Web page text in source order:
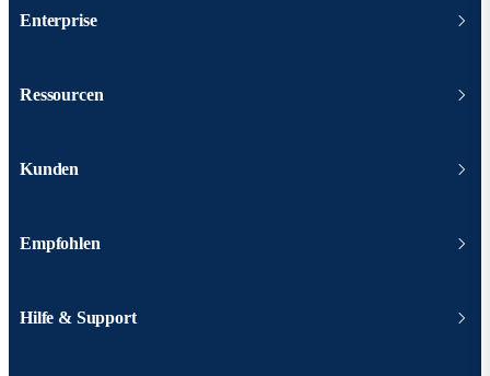
Enterprise
Ressourcen
Kunden
Empfohlen
Hilfe & Support